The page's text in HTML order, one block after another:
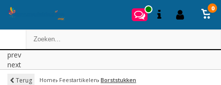
0
prev
next
Terug Home Feestartikelen Borststukken